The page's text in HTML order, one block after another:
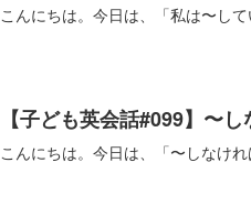
こんにちは。今日は、「私は〜し
【子ども英会話#099】〜
こんにちは。今日は、「〜しなけ